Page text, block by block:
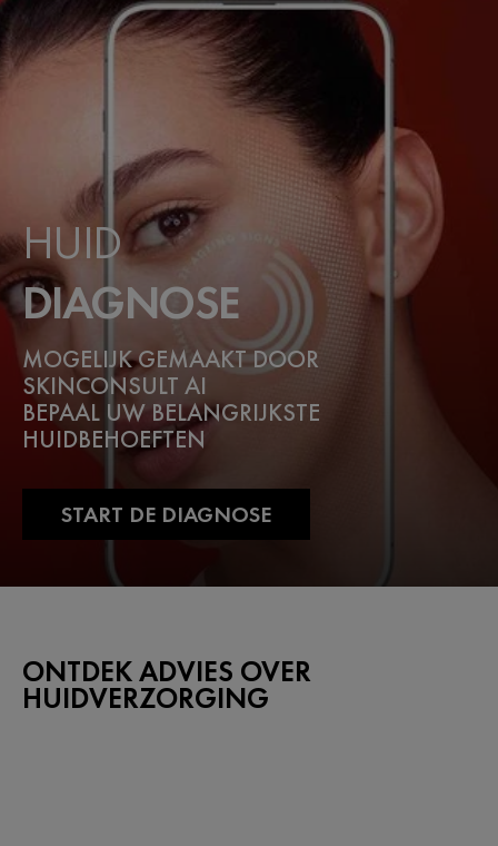
HUID
DIAGNOSE
MOGELIJK GEMAAKT DOOR
SKINCONSULT AI
BEPAAL UW BELANGRIJKSTE
HUIDBEHOEFTEN
START DE DIAGNOSE
ONTDEK ADVIES OVER
HUIDVERZORGING